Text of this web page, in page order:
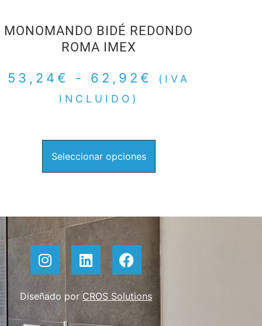
MONOMANDO BIDÉ REDONDO
ROMA IMEX
53,24 € - 62,92 €
(IVA
INCLUIDO)
Seleccionar opciones
Diseñado por CROS Solutions